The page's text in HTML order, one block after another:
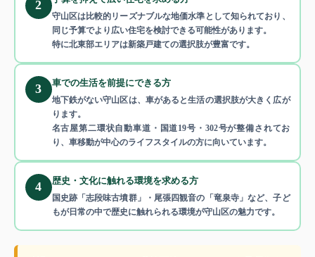
2
守山区は比較的リーズナブルな地価水準として知られており、
同じ予算でより広い住宅を検討できる可能性があります。
特に北東部エリアは新築戸建ての選択肢が豊富です。
3 車での生活を前提にできる方
地下鉄がない守山区は、車があると生活の選択肢が大きく広が
ります。
名古屋第二環状自動車道・国道19号・302号が整備されてお
り、車移動が中心のライフスタイルの方に向いています。
4 歴史・文化に触れる環境を求める方
国史跡「志段味古墳群」・尾張四観音の「竜泉寺」など、子ど
もが日常の中で歴史に触れられる環境が守山区の魅力です。